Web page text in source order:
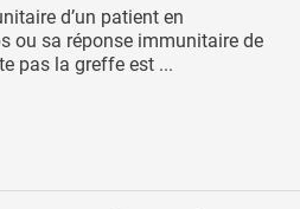
d’un patient en
ou sa réponse immunitaire de
pas la greffe est ...